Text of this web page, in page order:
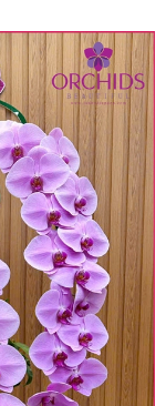
nội thành,
cầu khách
cửa hàng
tận nơi, mỗi
vào chi
giá có thể sẽ
Khách
động hỏi lại
động báo giá
thể.